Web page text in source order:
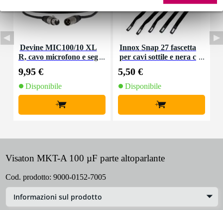
Devine MIC100/10 XL
R, cavo microfono e seg
9,95 €
Disponibile
+
Innox Snap 27 fascetta
per cavi sottile e nera c
(10 pezzi)
5,50 €
Disponibile
+
Visaton MKT-A 100 µF parte altoparlante
Cod. prodotto: 9000-0152-7005
Informazioni sul prodotto